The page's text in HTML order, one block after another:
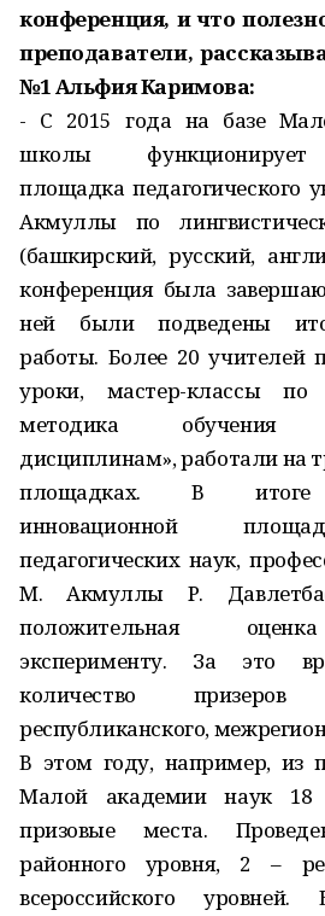
конференция, и что
преподаватели,
№1 Альфия Каримова:
- С 2015 года на базе
школы функционирует
площадка педагогического
Акмуллы по
(башкирский, русский,
конференция была
ней были подведены
работы. Более 20 учителей
уроки, мастер-классы
методика обучения
дисциплинам», работали на
площадках. В итоге
инновационной
педагогических наук,
М. Акмуллы Р.
положительная
эксперименту. За это
количество призеров
республиканского,
В этом году, например, из
Малой академии наук 18
призовые места.
районного уровня, 2 –
всероссийского